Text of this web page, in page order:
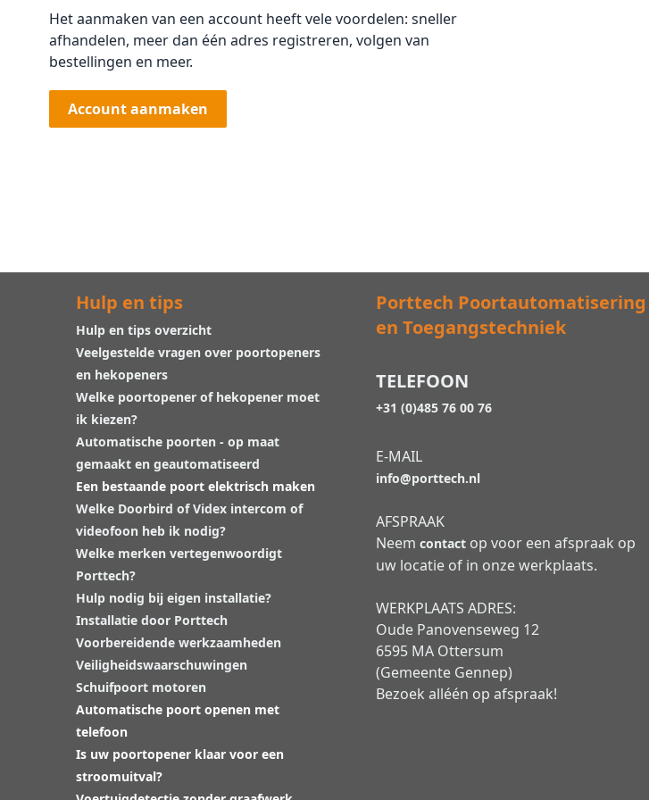
Het aanmaken van een account heeft vele voordelen: sneller
afhandelen, meer dan één adres registreren, volgen van
bestellingen en meer.
Account aanmaken
Hulp en tips
Hulp en tips overzicht
Veelgestelde vragen over poortopeners
en hekopeners
Welke poortopener of hekopener moet
ik kiezen?
Automatische poorten - op maat
gemaakt en geautomatiseerd
Een bestaande poort elektrisch maken
Welke Doorbird of Videx intercom of
videofoon heb ik nodig?
Welke merken vertegenwoordigt
Porttech?
Hulp nodig bij eigen installatie?
Installatie door Porttech
Voorbereidende werkzaamheden
Veiligheidswaarschuwingen
Schuifpoort motoren
Automatische poort openen met
telefoon
Is uw poortopener klaar voor een
stroomuitval?
Porttech Poortautomatisering
en Toegangstechniek
TELEFOON
+31 (0)485 76 00 76
E-MAIL
info@porttech.nl
AFSPRAAK
Neem contact op voor een afspraak op
uw locatie of in onze werkplaats.
WERKPLAATS ADRES:
Oude Panovenseweg 12
6595 MA Ottersum
(Gemeente Gennep)
Bezoek alléén op afspraak!